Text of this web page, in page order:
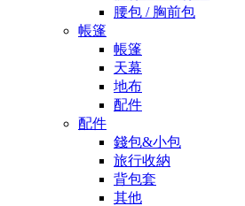
腰包 / 胸前包
帳篷
帳篷
天幕
地布
配件
配件
錢包&小包
旅行收納
背包套
其他